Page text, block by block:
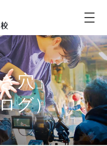
穴」
グ）